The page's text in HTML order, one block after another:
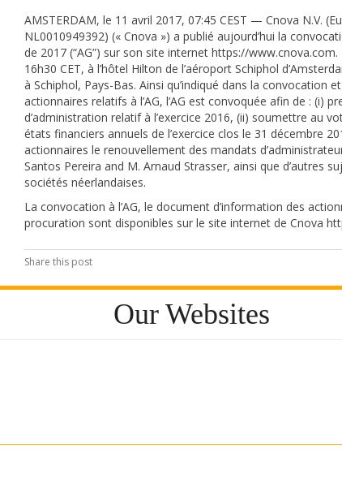
IR contact
AMSTERDAM, le 11 avril 2017, 07:45 CEST — Cnova N.V.
NL0010949392) (« Cnova ») a publié aujourd’hui la
de 2017 (“AG”) sur son site internet https://
16h30 CET, à l’hôtel Hilton de l’aéroport Schiphol
à Schiphol, Pays-Bas. Ainsi qu’indiqué dans la convocation
actionnaires relatifs à l’AG, l’AG est convoquée afin de : (i)
d’administration relatif à l’exercice 2016, (ii) soumettre au
états financiers annuels de l’exercice clos le 31 décembre
actionnaires le renouvellement des mandats
Santos Pereira and M. Arnaud Strasser, ainsi que d’autres
sociétés néerlandaises.
La convocation à l’AG, le document d’information des
procuration sont disponibles sur le site internet de Cnova
Share this post
Our Websites